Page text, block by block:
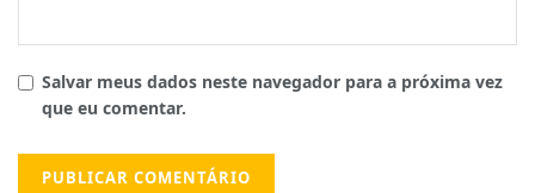
Salvar meus dados neste navegador para a próxima vez
que eu comentar.